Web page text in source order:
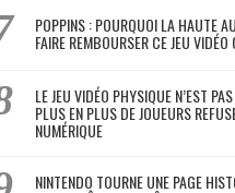
POPPINS : POURQUOI LA HAUTE
FAIRE REMBOURSER CE JEU
LE JEU VIDÉO PHYSIQUE N’EST
PLUS EN PLUS DE JOUEURS
NUMÉRIQUE
NINTENDO TOURNE UNE PAGE